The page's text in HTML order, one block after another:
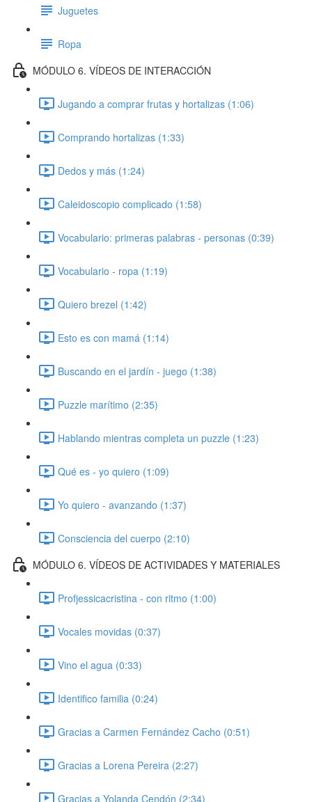
Juguetes
Ropa
MÓDULO 6. VÍDEOS DE INTERACCIÓN
Jugando a comprar frutas y hortalizas (1:06)
Comprando hortalizas (1:33)
Dedos y más (1:24)
Caleidoscopio complicado (1:58)
Vocabulario: primeras palabras - personas (0:39)
Vocabulario - ropa (1:19)
Quiero brezel (1:42)
Esto es con mamá (1:14)
Buscando en el jardín - juego (1:38)
Puzzle marítimo (2:35)
Hablando mientras completa un puzzle (1:23)
Qué es - yo quiero (1:09)
Yo quiero - avanzando (1:37)
Consciencia del cuerpo (2:10)
MÓDULO 6. VÍDEOS DE ACTIVIDADES Y MATERIALES
Profjessicacristina - con ritmo (1:00)
Vocales movidas (0:37)
Vino el agua (0:33)
Identifico familia (0:24)
Gracias a Carmen Fernández Cacho (0:51)
Gracias a Lorena Pereira (2:27)
Gracias a Yolanda Cendón (2:34)